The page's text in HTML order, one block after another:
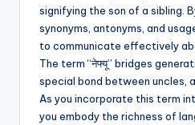
signifying the son of a sibling.
synonyms, antonyms, and
to communicate effectively
The term “नेफ्यू” bridges
special bond between uncles,
As you incorporate this term
you embody the richness of